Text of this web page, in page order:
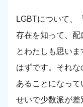
LGBTについて、
存在を知って、配
とわたしも思い
はずです。それ
あることになっ
せいで少数派が